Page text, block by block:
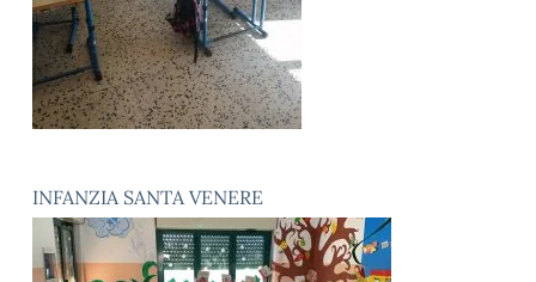
INFANZIA SANTA VENERE